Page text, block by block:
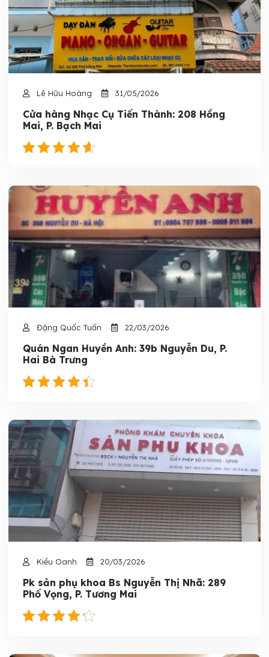
Lê Hữu Hoàng 31/05/2026
Cửa hàng Nhạc Cụ Tiến Thành: 208 Hồng
Mai, P. Bạch Mai
Đặng Quốc Tuấn 22/03/2026
Quán Ngan Huyền Anh: 39b Nguyễn Du, P.
Hai Bà Trưng
Kiều Oanh 20/03/2026
Pk sản phụ khoa Bs Nguyễn Thị Nhã: 289
Phố Vọng, P. Tương Mai